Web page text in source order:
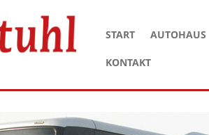
START AUTOHAUS
KONTAKT